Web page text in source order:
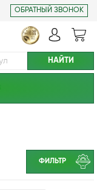
ОБРАТНЫЙ ЗВОНОК
ФИЛЬТР